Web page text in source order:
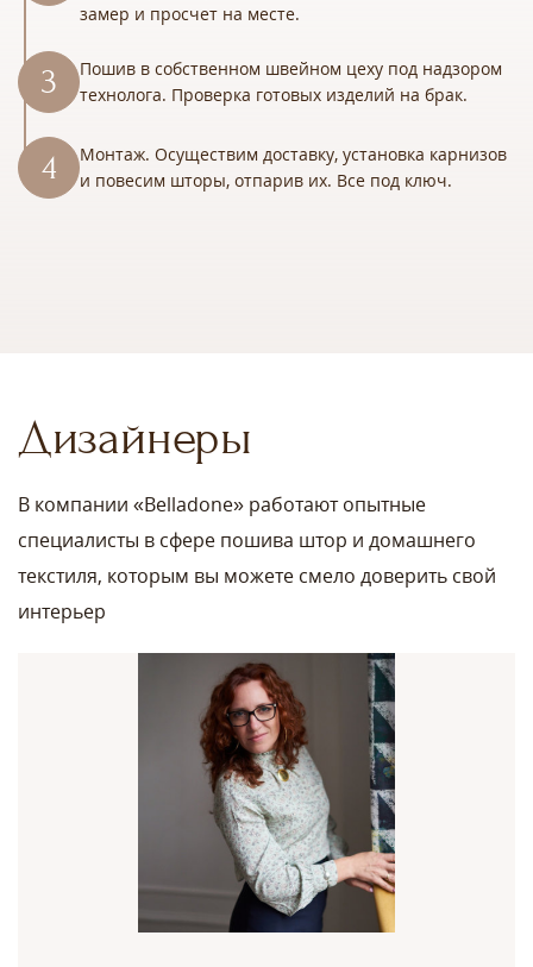
замер и просчет на месте.
Пошив в собственном швейном цеху под надзором
технолога. Проверка готовых изделий на брак.
Монтаж. Осуществим доставку, установка карнизов
и повесим шторы, отпарив их. Все под ключ.
Дизайнеры
В компании «Belladone» работают опытные
специалисты в сфере пошива штор и домашнего
текстиля, которым вы можете смело доверить свой
интерьер